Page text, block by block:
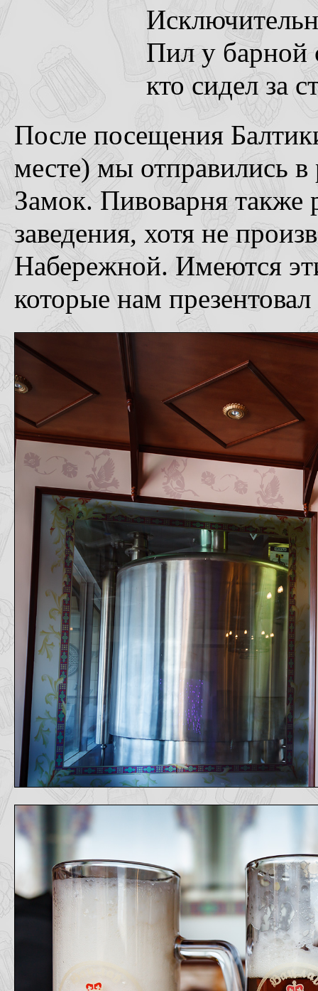
Пил у барной
кто сидел за
После посещения
месте) мы отправились
Замок. Пивоварня также
заведения, хотя не
Набережной. Имеются
которые нам